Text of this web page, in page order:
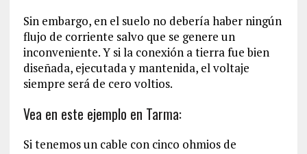
Sin embargo, en el suelo no debería haber ningún
flujo de corriente salvo que se genere un
inconveniente. Y si la conexión a tierra fue bien
diseñada, ejecutada y mantenida, el voltaje
siempre será de cero voltios.
Vea en este ejemplo en Tarma:
Si tenemos un cable con cinco ohmios de